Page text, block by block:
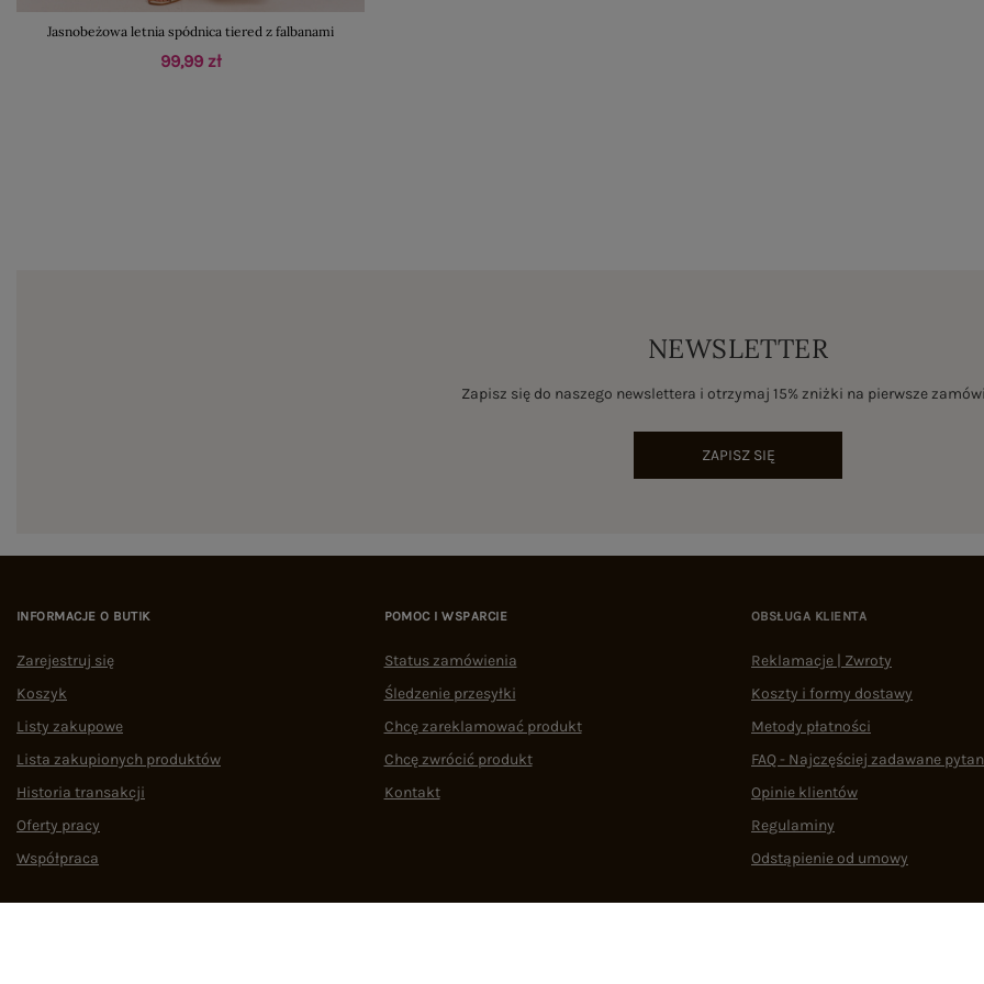
Jasnobeżowa letnia spódnica tiered z falbanami
99,99 zł
NEWSLETTER
Zapisz się do naszego newslettera i otrzymaj 15% zniżki na pierwsze
ZAPISZ SIĘ
INFORMACJE O BUTIK
Zarejestruj się
Koszyk
Listy zakupowe
Lista zakupionych produktów
Historia transakcji
Oferty pracy
Współpraca
POMOC I WSPARCIE
Status zamówienia
Śledzenie przesyłki
Chcę zareklamować produkt
Chcę zwrócić produkt
Kontakt
OBSŁUGA KLIENTA
Reklamacje | Zwroty
Koszty i formy dostawy
Metody płatności
FAQ - Najczęściej zadawane
Opinie klientów
Regulaminy
Odstąpienie od umowy